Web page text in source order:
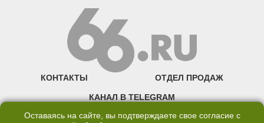
КОНТАКТЫ ОТДЕЛ ПРОДАЖ
КАНАЛ В TELEGRAM
ПОЛИТИКА ОБРАБОТКИ ПЕРСОНАЛЬНЫХ ДАННЫХ
Оставаясь на сайте, вы подтверждаете свое согласие с